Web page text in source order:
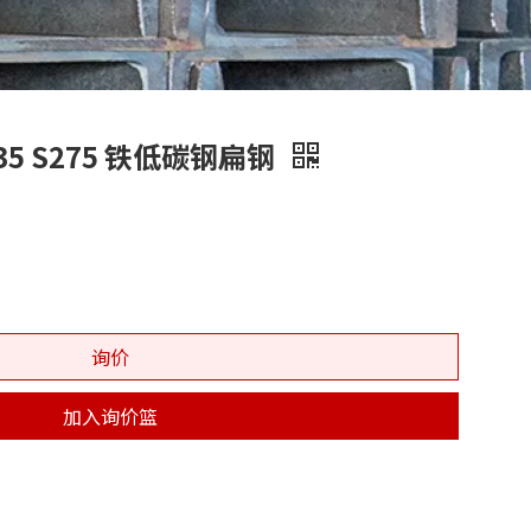
S275 铁低碳钢扁钢
询价
加入询价篮